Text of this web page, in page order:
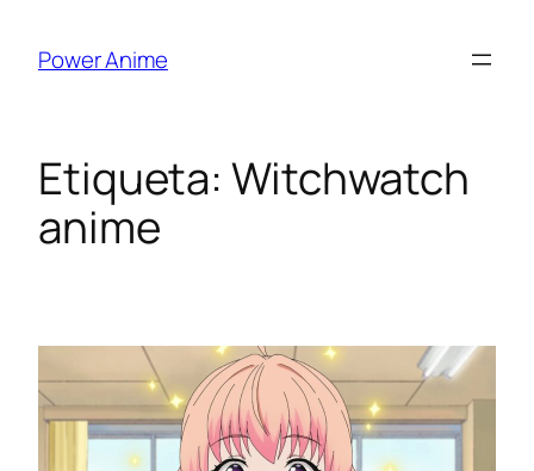
Power Anime
Etiqueta: Witchwatch
anime